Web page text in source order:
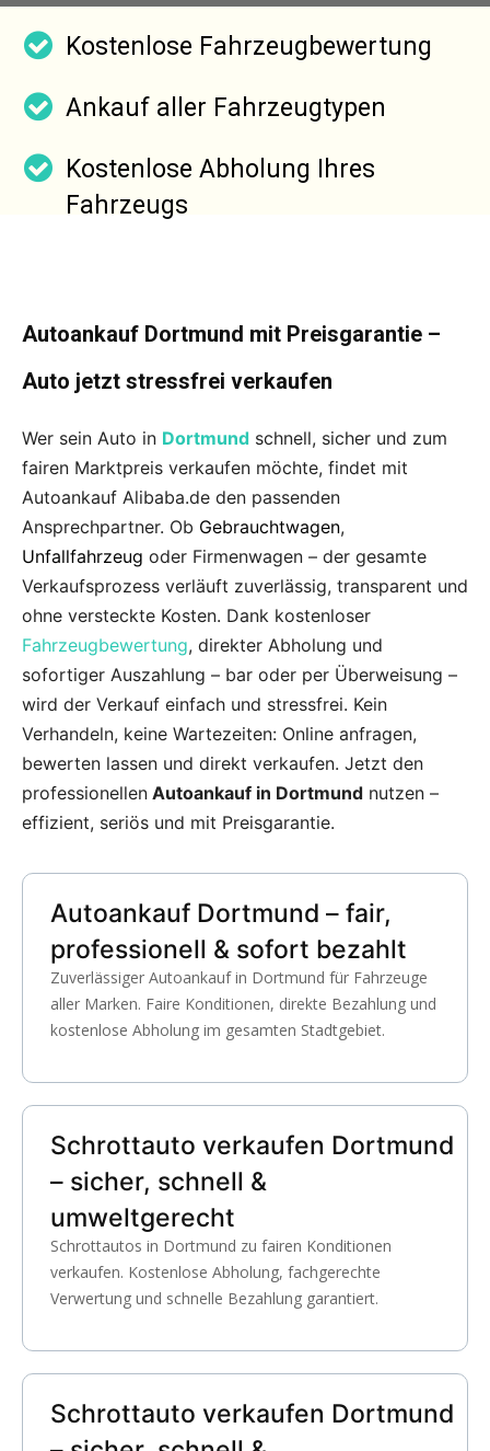
Kostenlose Fahrzeugbewertung
Ankauf aller Fahrzeugtypen
Kostenlose Abholung Ihres
Fahrzeugs
Autoankauf Dortmund mit Preisgarantie –
Auto jetzt stressfrei verkaufen
Wer sein Auto in Dortmund schnell, sicher und zum
fairen Marktpreis verkaufen möchte, findet mit
Autoankauf Alibaba.de den passenden
Ansprechpartner. Ob Gebrauchtwagen,
Unfallfahrzeug oder Firmenwagen – der gesamte
Verkaufsprozess verläuft zuverlässig, transparent und
ohne versteckte Kosten. Dank kostenloser
Fahrzeugbewertung, direkter Abholung und
sofortiger Auszahlung – bar oder per Überweisung –
wird der Verkauf einfach und stressfrei. Kein
Verhandeln, keine Wartezeiten: Online anfragen,
bewerten lassen und direkt verkaufen. Jetzt den
professionellen Autoankauf in Dortmund nutzen –
effizient, seriös und mit Preisgarantie.
Autoankauf Dortmund – fair,
professionell & sofort bezahlt
Zuverlässiger Autoankauf in Dortmund für Fahrzeuge
aller Marken. Faire Konditionen, direkte Bezahlung und
kostenlose Abholung im gesamten Stadtgebiet.
Schrottauto verkaufen Dortmund
– sicher, schnell &
umweltgerecht
Schrottautos in Dortmund zu fairen Konditionen
verkaufen. Kostenlose Abholung, fachgerechte
Verwertung und schnelle Bezahlung garantiert.
Schrottauto verkaufen Dortmund